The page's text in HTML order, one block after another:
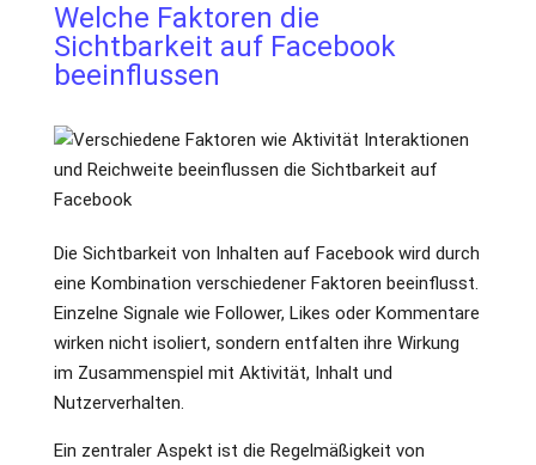
Welche Faktoren die
Sichtbarkeit auf Facebook
beeinflussen
Die Sichtbarkeit von Inhalten auf Facebook wird durch
eine Kombination verschiedener Faktoren beeinflusst.
Einzelne Signale wie Follower, Likes oder Kommentare
wirken nicht isoliert, sondern entfalten ihre Wirkung
im Zusammenspiel mit Aktivität, Inhalt und
Nutzerverhalten.
Ein zentraler Aspekt ist die Regelmäßigkeit von